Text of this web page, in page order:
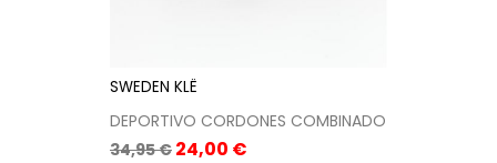
SWEDEN KLË
DEPORTIVO CORDONES COMBINADO
Precio
34,95 € Precio
24,00 €